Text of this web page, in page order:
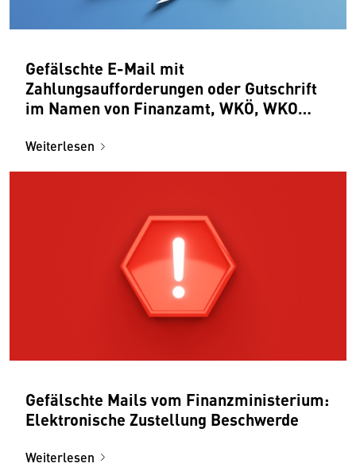
Gefälschte E-Mail mit
Zahlungsaufforderungen oder Gutschrift
im Namen von Finanzamt, WKÖ, WKO
Weiterlesen
Gefälschte Mails vom Finanzministerium:
Elektronische Zustellung Beschwerde
Weiterlesen